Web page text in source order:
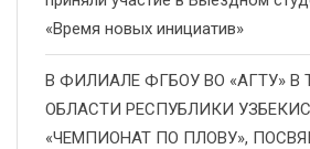
«Время новых инициатив»
В ФИЛИАЛЕ ФГБОУ ВО «АГТУ» В
ОБЛАСТИ РЕСПУБЛИКИ
«ЧЕМПИОНАТ ПО ПЛОВУ»,